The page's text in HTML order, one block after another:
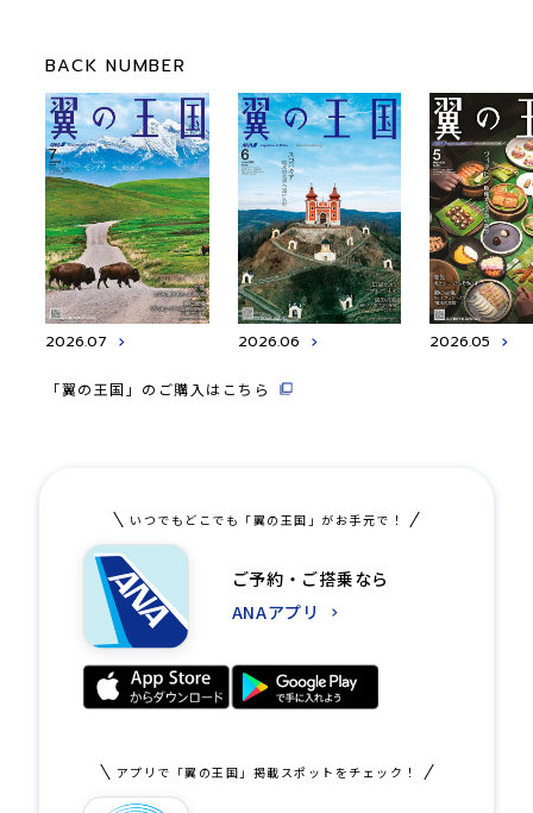
BACK NUMBER
2026.07 2026.06 2026.05
「翼の王国」のご購入はこちら
いつでもどこでも「翼の王国」がお手元で！
ご予約・ご搭乗なら
ANAアプリ
アプリで「翼の王国」掲載スポットをチェック！